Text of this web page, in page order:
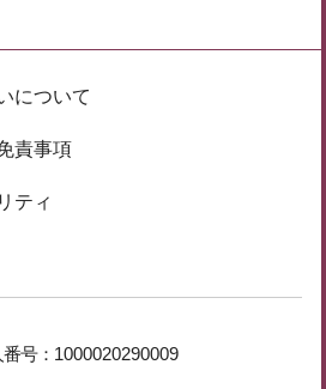
について
責事項
ティ
号： 1000020290009